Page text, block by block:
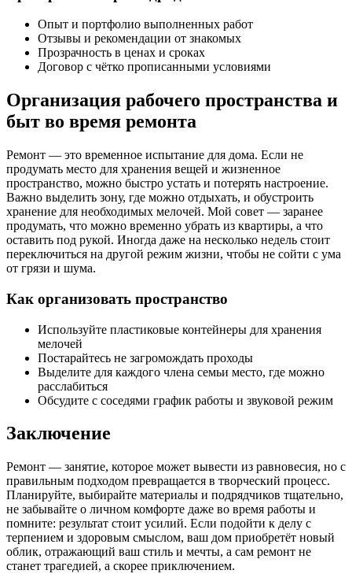
Опыт и портфолио выполненных работ
Отзывы и рекомендации от знакомых
Прозрачность в ценах и сроках
Договор с чётко прописанными условиями
Организация рабочего пространства и
быт во время ремонта
Ремонт — это временное испытание для дома. Если не
продумать место для хранения вещей и жизненное
пространство, можно быстро устать и потерять настроение.
Важно выделить зону, где можно отдыхать, и обустроить
хранение для необходимых мелочей. Мой совет — заранее
продумать, что можно временно убрать из квартиры, а что
оставить под рукой. Иногда даже на несколько недель стоит
переключиться на другой режим жизни, чтобы не сойти с ума
от грязи и шума.
Как организовать пространство
Используйте пластиковые контейнеры для хранения
мелочей
Постарайтесь не загромождать проходы
Выделите для каждого члена семьи место, где можно
расслабиться
Обсудите с соседями график работы и звуковой режим
Заключение
Ремонт — занятие, которое может вывести из равновесия, но с
правильным подходом превращается в творческий процесс.
Планируйте, выбирайте материалы и подрядчиков тщательно,
не забывайте о личном комфорте даже во время работы и
помните: результат стоит усилий. Если подойти к делу с
терпением и здоровым смыслом, ваш дом приобретёт новый
облик, отражающий ваш стиль и мечты, а сам ремонт не
станет трагедией, а скорее приключением.